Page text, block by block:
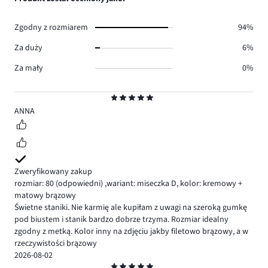
5
ANNA
Zweryfikowany zakup
rozmiar: 80 (odpowiedni) ,wariant: miseczka D, kolor: kremowy +
matowy brązowy
Świetne staniki. Nie karmię ale kupiłam z uwagi na szeroką gumkę
pod biustem i stanik bardzo dobrze trzyma. Rozmiar idealny
zgodny z metką. Kolor inny na zdjęciu jakby filetowo brązowy, a w
rzeczywistości brązowy
2026-08-02
Zgodny z rozmiarem
94%
Za duży
6%
Za mały
0%